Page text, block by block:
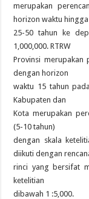
merupakan
horizon waktu hingga
25-50 tahun ke
1,000,000. RTRW
Provinsi merupakan
dengan horizon
waktu 15 tahun
Kabupaten dan
Kota merupakan
(5-10 tahun)
dengan skala
diikuti dengan
rinci yang bersifat
ketelitian
dibawah 1 :5,000.